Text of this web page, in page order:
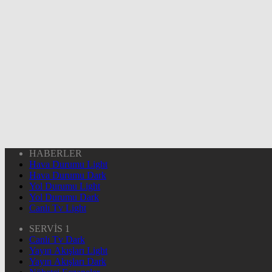
HABERLER
Hava Durumu Light
Hava Durumu Dark
Yol Durumu Light
Yol Durumu Dark
Canlı Tv Light
SERVİS 1
Canlı Tv Dark
Yayın Akışları Light
Yayın Akışları Dark